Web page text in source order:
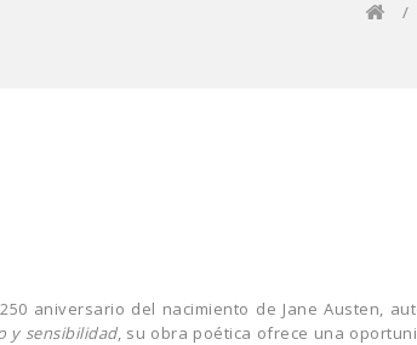
/
aniversario del nacimiento de Jane Austen,
y sensibilidad, su obra poética ofrece una